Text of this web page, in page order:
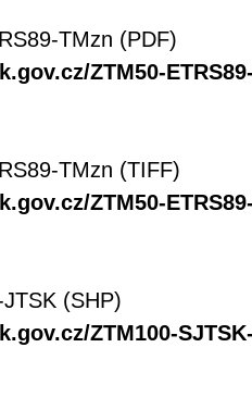
TMzn (PDF)
ZTM50-
TMzn (TIFF)
ZTM50-
(SHP)
ZTM100-